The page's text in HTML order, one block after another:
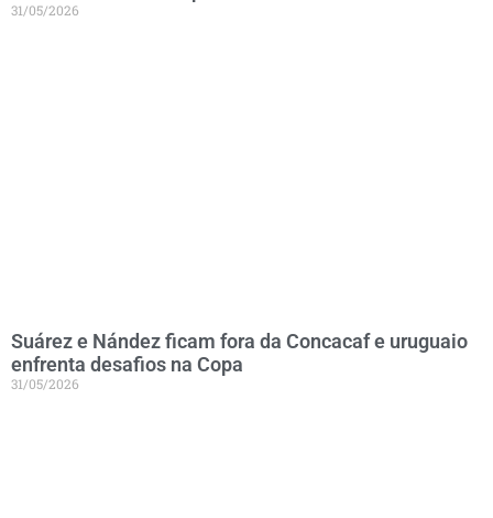
31/05/2026
Suárez e Nández ficam fora da Concacaf e uruguaio
enfrenta desafios na Copa
31/05/2026